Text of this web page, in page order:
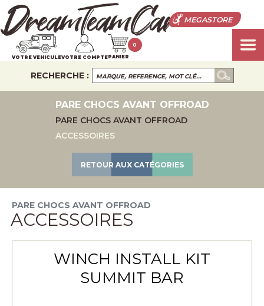
MEGASTORE
VOTRE VEHICULEVOTRE COMPTEPANIER
0
RECHERCHE :
PARE CHOCS AVANT OFFROAD
PARE CHOCS AVANT OFFROAD
ACCESSOIRES
RETOUR AUX CATÉGORIES
PARE CHOCS AVANT OFFROAD
ACCESSOIRES
WINCH INSTALL KIT
SUMMIT BAR